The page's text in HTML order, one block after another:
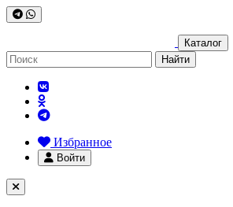
Каталог
Найти
Избранное
Войти